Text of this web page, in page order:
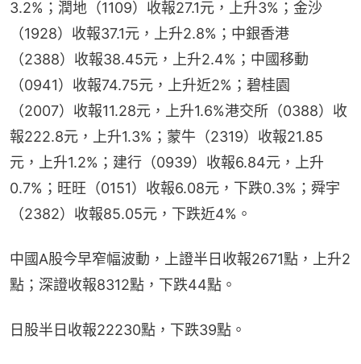
3.2%；潤地（1109）收報27.1元，上升3%；金沙
（1928）收報37.1元，上升2.8%；中銀香港
（2388）收報38.45元，上升2.4%；中國移動
（0941）收報74.75元，上升近2%；碧桂園
（2007）收報11.28元，上升1.6%港交所（0388）收
報222.8元，上升1.3%；蒙牛（2319）收報21.85
元，上升1.2%；建行（0939）收報6.84元，上升
0.7%；旺旺（0151）收報6.08元，下跌0.3%；舜宇
（2382）收報85.05元，下跌近4%。
中國A股今早窄幅波動，上證半日收報2671點，上升2
點；深證收報8312點，下跌44點。
日股半日收報22230點，下跌39點。